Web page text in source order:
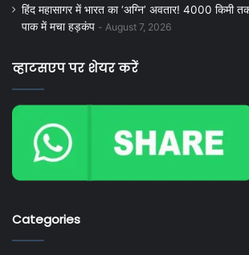
हिंद महासागर में भारत का ‘अग्नि’ अवतार! 4000 किमी
पाक में मचा हड़कंप
August 7, 2026
व्हाटसएप पर शेयर करें
Categories